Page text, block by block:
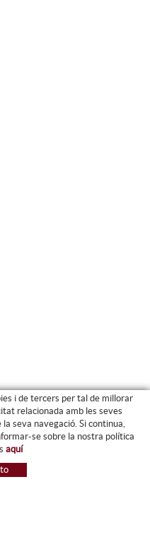
i de tercers per tal de millorar
relacionada amb les seves
seva navegació. Si continua,
se sobre la nostra política
aquí